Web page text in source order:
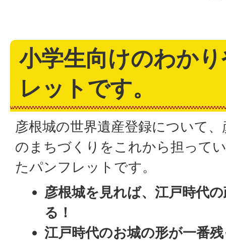
小学生向けのわか
レットです。
彦根城の世界遺産登録について
のまちづくりをこれから担って
たパンフレットです。
彦根城を見れば、江戸時代
る！
江戸時代のお城の形が一番